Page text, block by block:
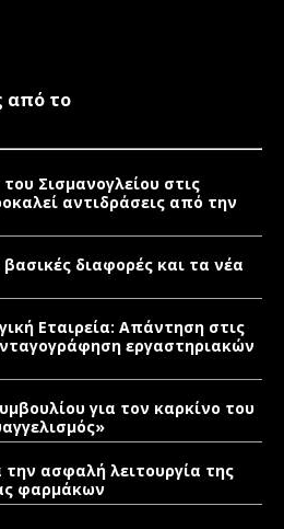
από το
Σισμανογλείου στις
αντιδράσεις από την
βασικές διαφορές και τα νέα
Εταιρεία: Απάντηση στις
εργαστηριακών
για τον καρκίνο του
ασφαλή λειτουργία της
φαρμάκων